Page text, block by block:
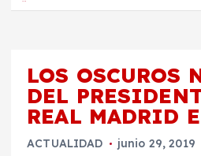
LOS OSCUROS
DEL
REAL MADRID
ACTUALIDAD junio 29, 2019